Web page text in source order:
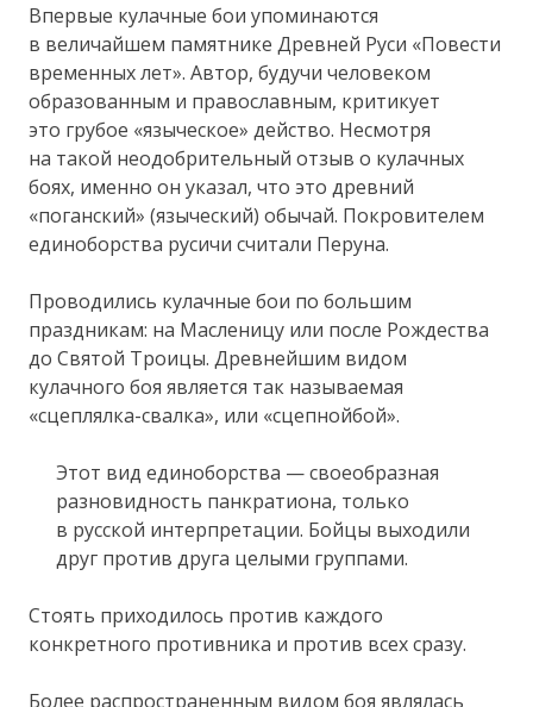
Впервые кулачные бои упоминаются
в величайшем памятнике Древней Руси «Повести
временных лет». Автор, будучи человеком
образованным и православным, критикует
это грубое «языческое» действо. Несмотря
на такой неодобрительный отзыв о кулачных
боях, именно он указал, что это древний
«поганский» (языческий) обычай. Покровителем
единоборства русичи считали Перуна.
Проводились кулачные бои по большим
праздникам: на Масленицу или после Рождества
до Святой Троицы. Древнейшим видом
кулачного боя является так называемая
«сцеплялка-свалка», или «сцепнойбой».
Этот вид единоборства — своеобразная
разновидность панкратиона, только
в русской интерпретации. Бойцы выходили
друг против друга целыми группами.
Стоять приходилось против каждого
конкретного противника и против всех сразу.
Более распространенным видом боя являлась